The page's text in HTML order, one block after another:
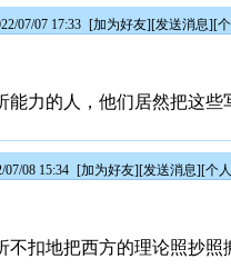
07/07 17:33 [加为好友][发送消息][
能力的人，他们居然把这些
08 15:34 [加为好友][发送消息][个
不扣地把西方的理论照抄